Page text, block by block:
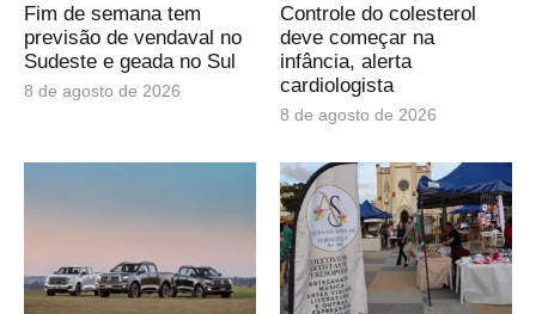
Fim de semana tem
previsão de vendaval no
Sudeste e geada no Sul
8 de agosto de 2026
Controle do colesterol
deve começar na
infância, alerta
cardiologista
8 de agosto de 2026